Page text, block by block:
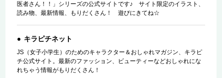
医者さん！！」シリーズの公式サイトです♪ サイト限定のイラスト、
読み物、最新情報、もりだくさん！ 遊びにきてね☆
キラピチネット
JS（女子小学生）のためのキャラクター＆おしゃれマガジン、キラピ
チ公式サイト。最新のファッション、ビューティーなどおしゃれにな
れちゃう情報がもりだくさん！